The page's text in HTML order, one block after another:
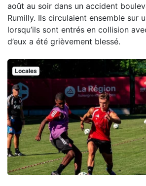
août au soir dans un accident
Rumilly. Ils circulaient ensemble sur
lorsqu’ils sont entrés en collision
d’eux a été grièvement blessé.
Locales